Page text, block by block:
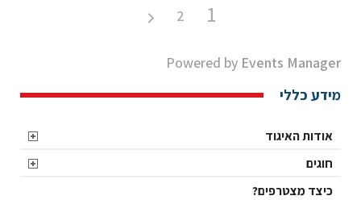
1
2
Powered by Events Manager
מידע כללי
אודות האיגוד
חוגים
כיצד מצטרפים?